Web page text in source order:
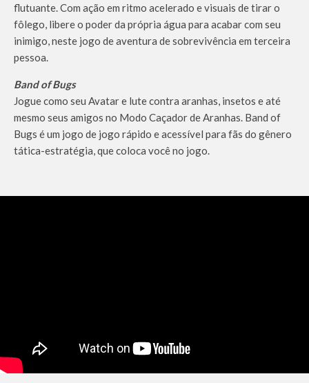
flutuante. Com ação em ritmo acelerado e visuais de tirar o
fôlego, libere o poder da própria água para acabar com seu
inimigo, neste jogo de aventura de sobrevivência em terceira
pessoa.
Band of Bugs
Jogue como seu Avatar e lute contra aranhas, insetos e até
mesmo seus amigos no Modo Caçador de Aranhas. Band of
Bugs é um jogo de jogo rápido e acessível para fãs do gênero
tática-estratégia, que coloca você no jogo.